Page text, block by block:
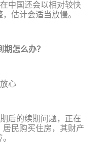
中国还会以相对较快
估计会适当放慢。
怎么办？
心
后的续期问题，正在
民购买住房，其财产